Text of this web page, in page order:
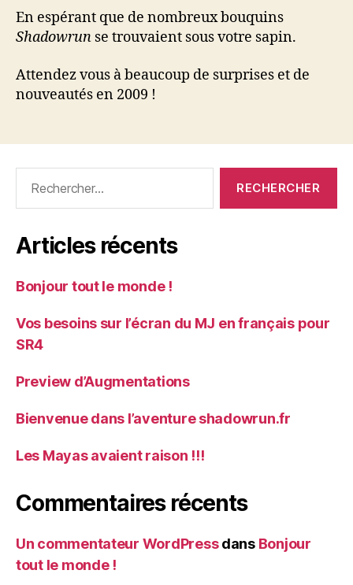
En espérant que de nombreux bouquins
Shadowrun se trouvaient sous votre sapin.
Attendez vous à beaucoup de surprises et de
nouveautés en 2009 !
Articles récents
Bonjour tout le monde !
Vos besoins sur l’écran du MJ en français pour
SR4
Preview d’Augmentations
Bienvenue dans l’aventure shadowrun.fr
Les Mayas avaient raison !!!
Commentaires récents
Un commentateur WordPressdans Bonjour
tout le monde !